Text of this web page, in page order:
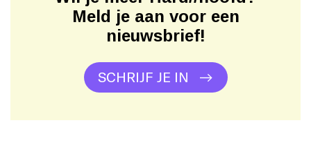
Meld je aan voor een
nieuwsbrief!
SCHRIJF JE IN